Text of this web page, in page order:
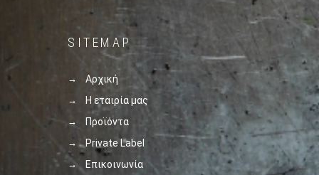
SITEMAP
Αρχική
Η εταιρία μας
Προϊόντα
Private Label
Επικοινωνία